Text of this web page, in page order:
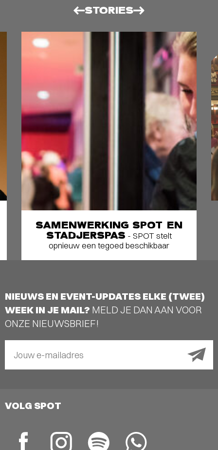
STORIES
SAMENWERKING SPOT EN
STADJERSPAS - SPOT stelt
opnieuw een tegoed beschikbaar
NIEUWS EN EVENT-UPDATES ELKE (TWEE)
WEEK IN JE MAIL? MELD JE DAN AAN VOOR
ONZE NIEUWSBRIEF!
Jouw e-mailadres
VOLG SPOT